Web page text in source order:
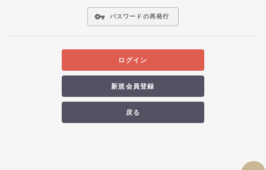
vpn_key パスワードの再発行
ログイン
新規会員登録
戻る